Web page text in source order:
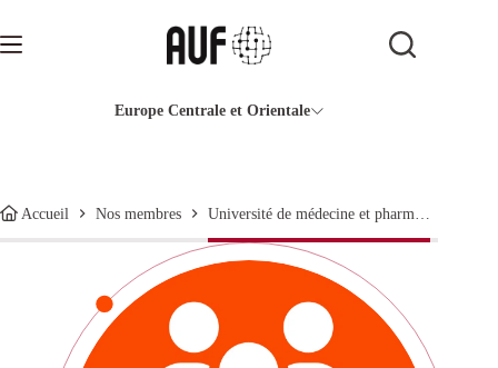
contenu
Europe Centrale et Orientale
Accueil Nos membres